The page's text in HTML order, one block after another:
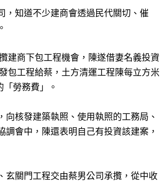
，知道不少建商會透過民代關切、催
建商下包工程機會，陳遂借妻名義投資
包工程給蔡，土方清運工程陳每立方米
勞務費」。
核發建築執照、使用執照的工務局、
會中，陳還表明自己有投資該建案，
玄關門工程交由蔡男公司承攬，從中收